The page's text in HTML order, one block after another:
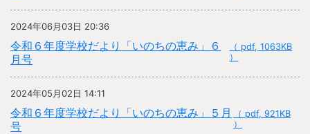
2024年06月03日 20:36
令和６年度学校だより「いのちの恵み」６
月号
（ pdf, 1063KB
）
2024年05月02日 14:11
令和６年度学校だより「いのちの恵み」５月
号
（ pdf, 921KB
）